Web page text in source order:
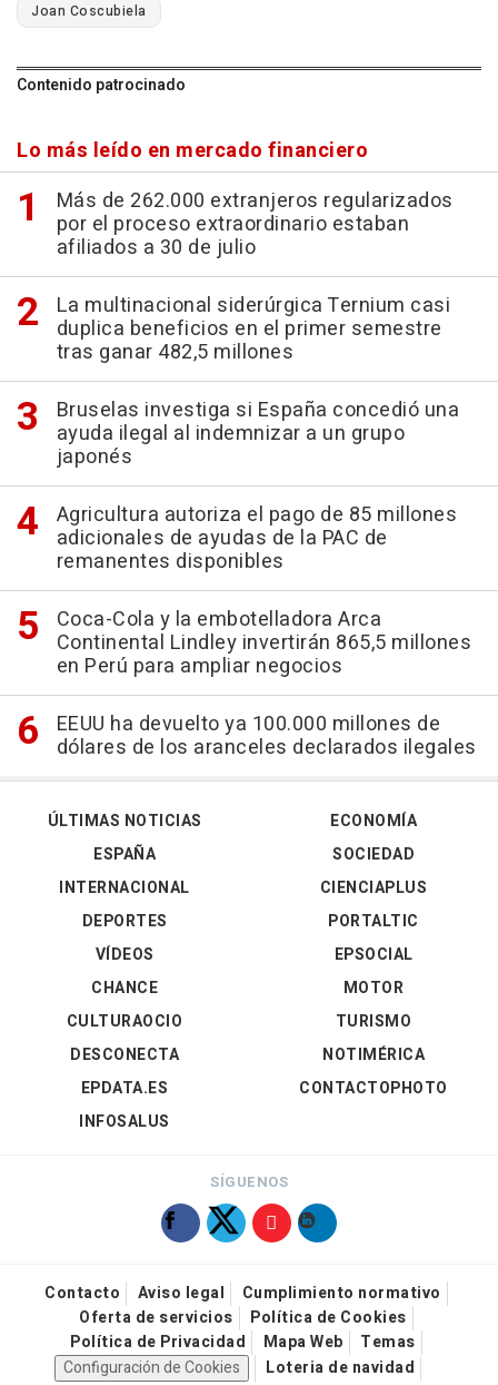
Joan Coscubiela
Contenido patrocinado
Lo más leído en mercado financiero
Más de 262.000 extranjeros regularizados
por el proceso extraordinario estaban
afiliados a 30 de julio
La multinacional siderúrgica Ternium casi
duplica beneficios en el primer semestre
tras ganar 482,5 millones
Bruselas investiga si España concedió una
ayuda ilegal al indemnizar a un grupo
japonés
Agricultura autoriza el pago de 85 millones
adicionales de ayudas de la PAC de
remanentes disponibles
Coca-Cola y la embotelladora Arca
Continental Lindley invertirán 865,5 millones
en Perú para ampliar negocios
EEUU ha devuelto ya 100.000 millones de
dólares de los aranceles declarados ilegales
ÚLTIMAS NOTICIAS
ESPAÑA
INTERNACIONAL
DEPORTES
VÍDEOS
ECONOMÍA
SOCIEDAD
CIENCIAPLUS
PORTALTIC
EPSOCIAL
CHANCE
CULTURAOCIO
DESCONECTA
EPDATA.ES
INFOSALUS
MOTOR
TURISMO
NOTIMÉRICA
CONTACTOPHOTO
SÍGUENOS
Contacto Aviso legal
Cumplimiento normativo
Oferta de servicios
Política de Cookies
Política de Privacidad
Mapa Web
Temas
Configuración de Cookies
Loteria de navidad